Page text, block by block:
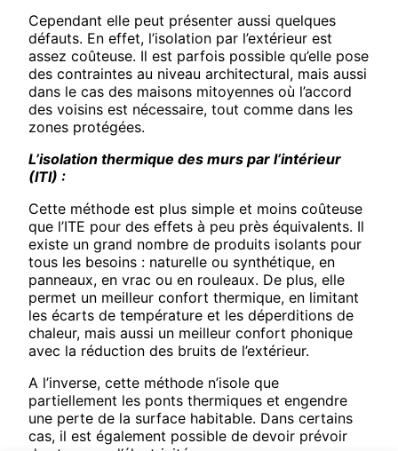
Cependant elle peut présenter aussi quelques
défauts. En effet, l’isolation par l’extérieur est
assez coûteuse. Il est parfois possible qu’elle pose
des contraintes au niveau architectural, mais aussi
dans le cas des maisons mitoyennes où l’accord
des voisins est nécessaire, tout comme dans les
zones protégées.
L’isolation thermique des murs par l’intérieur
(ITI) :
Cette méthode est plus simple et moins coûteuse
que l’ITE pour des effets à peu près équivalents. Il
existe un grand nombre de produits isolants pour
tous les besoins : naturelle ou synthétique, en
panneaux, en vrac ou en rouleaux. De plus, elle
permet un meilleur confort thermique, en limitant
les écarts de température et les déperditions de
chaleur, mais aussi un meilleur confort phonique
avec la réduction des bruits de l’extérieur.
A l’inverse, cette méthode n’isole que
partiellement les ponts thermiques et engendre
une perte de la surface habitable. Dans certains
cas, il est également possible de devoir prévoir